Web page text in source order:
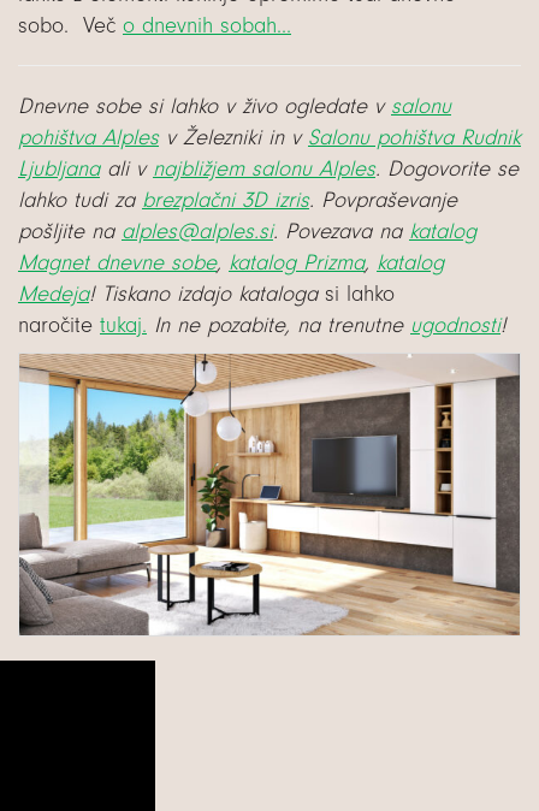
sobo. Več o dnevnih sobah…
Dnevne sobe si lahko v živo ogledate v salonu
pohištva Alplesv Železniki in v Salonu pohištva Rudnik
Ljubljanaali v najbližjem salonu Alples. Dogovorite se
lahko tudi za brezplačni 3D izris. Povpraševanje
pošljite na alples@alples.si. Povezava na katalog
Magnet dnevne sobe, katalog Prizma, katalog
Medeja! Tiskano izdajo katalogasi lahko
naročite tukaj. In ne pozabite, na trenutne ugodnosti!